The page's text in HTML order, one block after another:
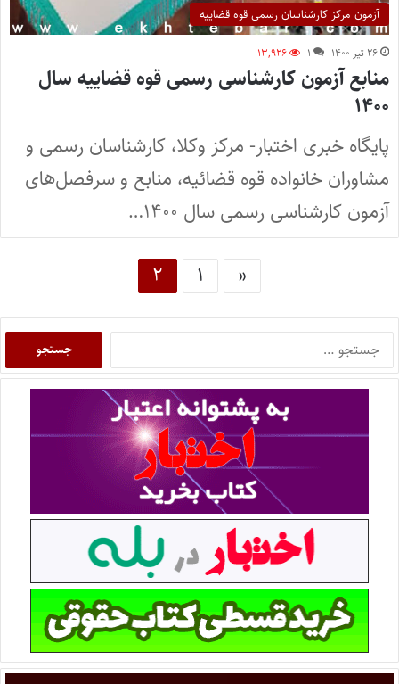
آزمون مرکز کارشناسان رسمی قوه قضاییه
۲۶ تیر ۱۴۰۰ ۱ ۱۳,۹۲۶
منابع آزمون کارشناسی رسمی قوه قضاییه سال
۱۴۰۰
پایگاه خبری اختبار- مرکز وکلا، کارشناسان رسمی و
مشاوران خانواده قوه قضائیه، منابع و سرفصل‌های
آزمون کارشناسی رسمی سال ۱۴۰۰…
« ۱ ۲